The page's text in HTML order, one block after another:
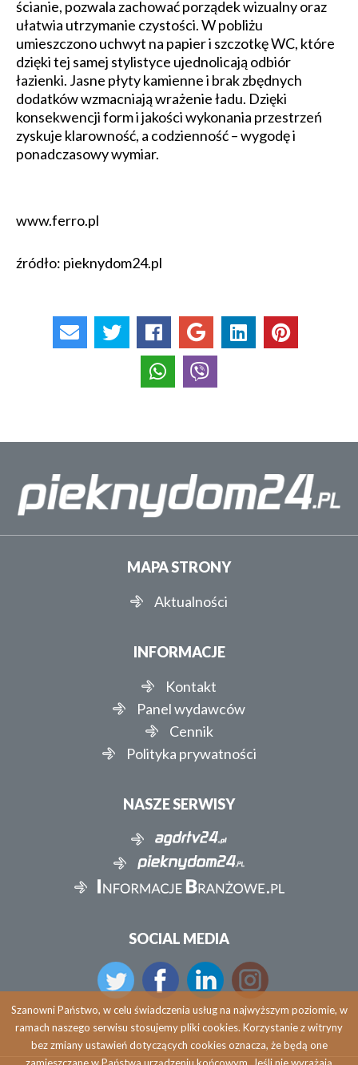
ścianie, pozwala zachować porządek wizualny oraz
ułatwia utrzymanie czystości. W pobliżu
umieszczono uchwyt na papier i szczotkę WC, które
dzięki tej samej stylistyce ujednolicają odbiór
łazienki. Jasne płyty kamienne i brak zbędnych
dodatków wzmacniają wrażenie ładu. Dzięki
konsekwencji form i jakości wykonania przestrzeń
zyskuje klarowność, a codzienność – wygodę i
ponadczasowy wymiar.
www.ferro.pl
źródło: pieknydom24.pl
MAPA STRONY
Aktualności
INFORMACJE
Kontakt
Panel wydawców
Cennik
Polityka prywatności
NASZE SERWISY
SOCIAL MEDIA
Szanowni Państwo, w celu świadczenia usług na najwyższym poziomie, w
ramach naszego serwisu stosujemy pliki cookies. Korzystanie z witryny
bez zmiany ustawień dotyczących cookies oznacza, że będą one